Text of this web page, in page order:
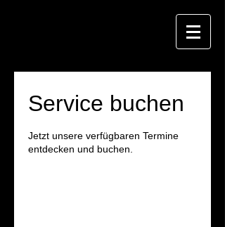
Service buchen
Jetzt unsere verfügbaren Termine
entdecken und buchen.